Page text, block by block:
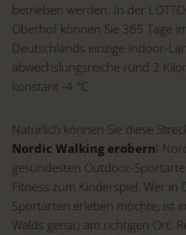
betrieben werden. In der
Oberhof können Sie 365 Tage
Deutschlands einzige Indoor-
abwechslungsreiche rund 2
konstant -4 °C.
Natürlich können Sie diese
Nordic Walking erobern!
gesündesten Outdoor-
Fitness zum Kinderspiel. Wer
Sportarten erleben möchte, ist
Walds genau am richtigen Ort.